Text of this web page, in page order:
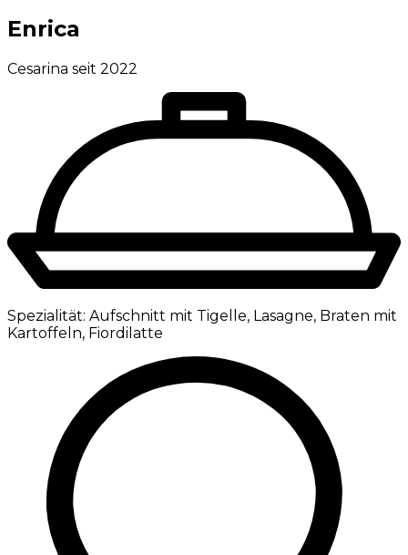
Enrica
Cesarina seit 2022
Spezialität: Aufschnitt mit Tigelle, Lasagne, Braten mit
Kartoffeln, Fiordilatte